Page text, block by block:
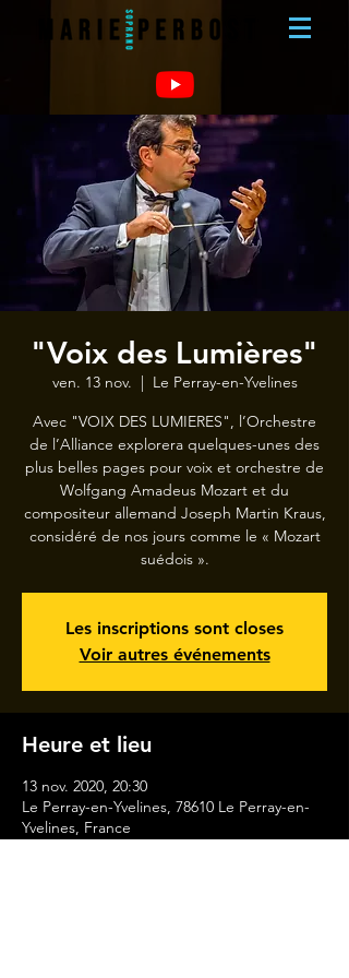
"Voix des Lumières"
ven. 13 nov.
  |
Le Perray-en-Yvelines
Avec "VOIX DES LUMIERES", l’Orchestre
de l’Alliance explorera quelques-unes des
plus belles pages pour voix et orchestre de
Wolfgang Amadeus Mozart et du
compositeur allemand Joseph Martin Kraus,
considéré de nos jours comme le « Mozart
suédois ».
Les inscriptions sont closes
Voir autres événements
Heure et lieu
13 nov. 2020, 20:30
Le Perray-en-Yvelines, 78610 Le Perray-en-
Yvelines, France